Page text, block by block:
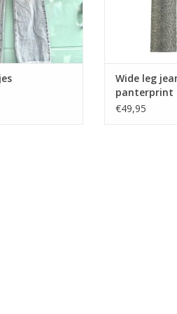
Wide leg
panterprint
€49,95